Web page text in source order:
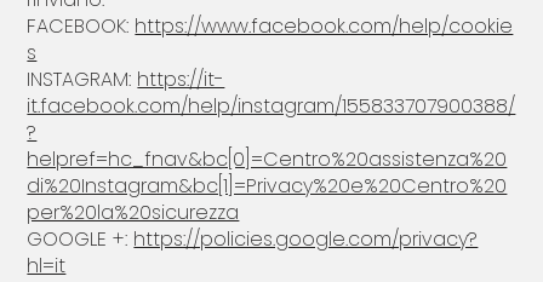
FACEBOOK: https://www.facebook.com/help/cookie
s
INSTAGRAM: https://it-
it.facebook.com/help/instagram/155833707900388/
?
helpref=hc_fnav&bc[0]=Centro%20assistenza%20
di%20Instagram&bc[1]=Privacy%20e%20Centro%20
per%20la%20sicurezza
GOOGLE +: https://policies.google.com/privacy?
hl=it